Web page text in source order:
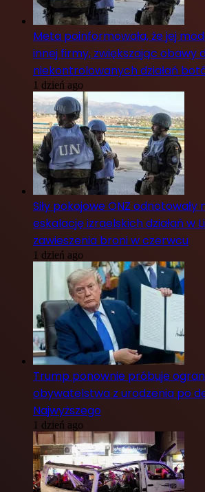
Meta poinformowała, że jej
innej firmy, zwiększając obawy
niekontrolowanych działań
1 dzień ago
Siły pokojowe ONZ odnotowały
eskalację izraelskich działań w
zawieszenia broni w czerwcu
1 dzień ago
Trump ponownie próbuje
obywatelstwa z urodzenia po
Najwyższego
1 dzień ago